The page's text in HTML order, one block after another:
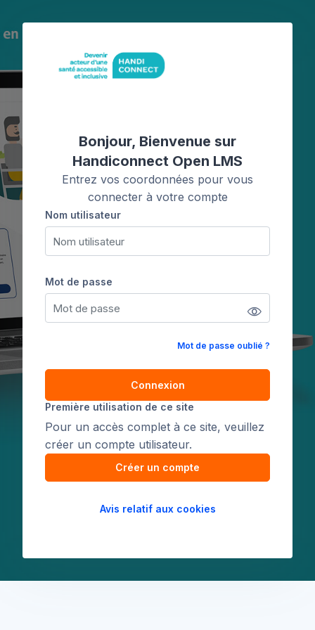
Bonjour, Bienvenue sur
Handiconnect Open LMS
Entrez vos coordonnées pour vous
connecter à votre compte
Procédure de création de compte
Nom utilisateur
Nom utilisateur
Mot de passe
Mot de passe
Mot de passe oublié ?
Connexion
Première utilisation de ce site
Pour un accès complet à ce site, veuillez
créer un compte utilisateur.
Créer un compte
Avis relatif aux cookies